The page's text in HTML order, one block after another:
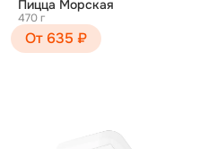
Пицца Морская
470 г
От 635 ₽